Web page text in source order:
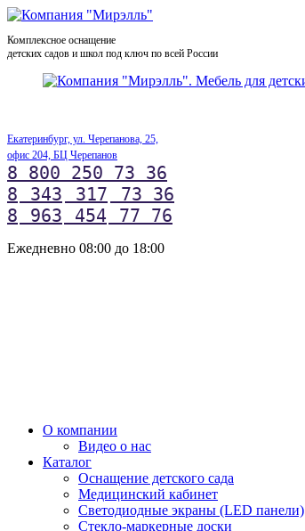
Комплексное оснащение
детских садов и школ под ключ по всей России
Екатеринбург, ул. Черепанова, 25,
офис 204, БЦ Черепанов
8 800 250 73 36
8
343 317
73 36
8
963 454 77 76
Ежедневно 08:00 до 18:00
О компании
Видео о нас
Каталог
Оснащение детского сада
Медицинский кабинет
Светодиодные экраны (LED панели)
Стекло-маркерные доски